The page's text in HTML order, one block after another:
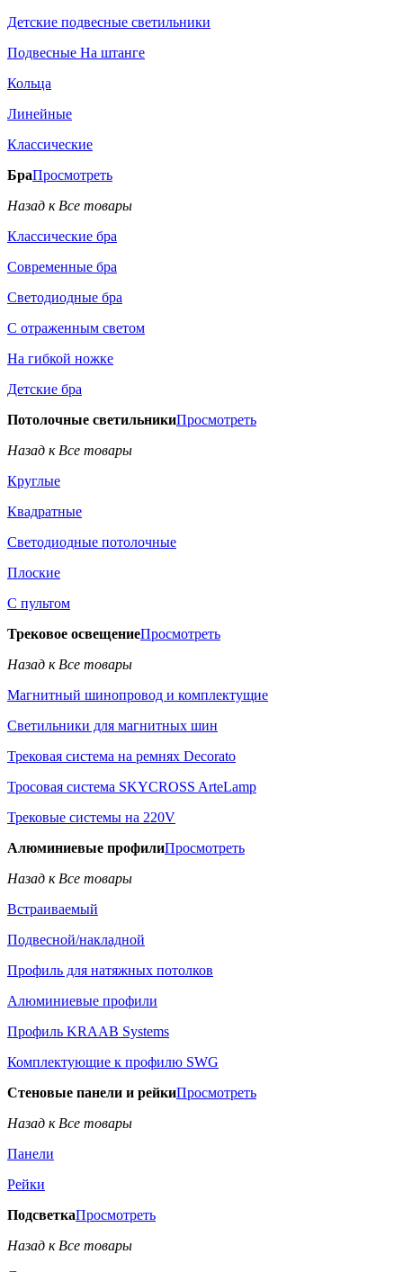
Детские подвесные светильники
Подвесные На штанге
Кольца
Линейные
Классические
БраПросмотреть
Назад к Все товары
Классические бра
Современные бра
Светодиодные бра
С отраженным светом
На гибкой ножке
Детские бра
Потолочные светильникиПросмотреть
Назад к Все товары
Круглые
Квадратные
Светодиодные потолочные
Плоские
С пультом
Трековое освещениеПросмотреть
Назад к Все товары
Магнитный шинопровод и комплектущие
Светильники для магнитных шин
Трековая система на ремнях Decorato
Тросовая система SKYCROSS ArteLamp
Трековые системы на 220V
Алюминиевые профилиПросмотреть
Назад к Все товары
Встраиваемый
Подвесной/накладной
Профиль для натяжных потолков
Алюминиевые профили
Профиль KRAAB Systems
Комплектующие к профилю SWG
Стеновые панели и рейкиПросмотреть
Назад к Все товары
Панели
Рейки
ПодсветкаПросмотреть
Назад к Все товары